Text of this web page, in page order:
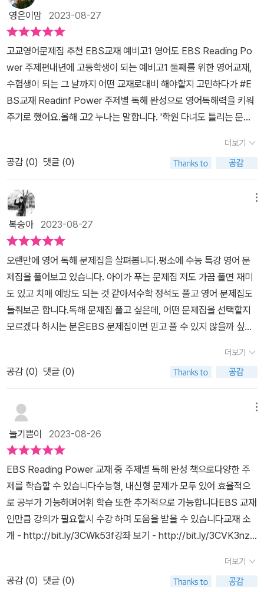
독해가 가능하다. 반대의 경우라면 열심히 읽어 놓고도 정작 내용은
파악하지 못할 것이다. 독해를 좌우하는 요인에는 두 가지가 있다. 어
휘나 어법 등 글 자체의 요인과 그 글을 읽는 자신의 머릿속에 들어 있
는 배경 지식 즉. 글을 읽으면서 글에 나타난 정보를 이해하려고 하는
것뿐 아니라 자신의 머릿속에 있는 정보까지 활용하여 능동적으로 글
의 의미를 구성하게 된다는 것이다. 따라서 정확한 독해를 위해서는
글 자체의 요인뿐 아니라 자신이 가진 요인, 즉 내용과 형식에 대한 배
경 지식을 향상시키는 데도 노력을 기울여야 한다. 다양한 주제에 대
한 여러 형식의 글을 집중적으로 읽어 이에 익숙해진다면, 다음번에
비슷한 내용을 접했을 때는 글을 빠르고 쉽게 해석하고 답을 찾게 될
모두 잡을 수 있도록 구성되었다.​EBS Reading Power 주제 고교
내신 대비수능 빈출 주제와 관런 어휘를 정리하고, 내용과 형식에 관
한 배성 지식을 쌓아정확한 독해에 활용할 수 있다. 이 책를 활용한 학
습 방법은1 출제 경향 익히기각 장 시작 부분의 기출 문제를 통해 출
제 경항을 살펴보고, 문제를 해결하는 과정을 차근차근 따라 가며 실
전에 대비해자 2 배경 지식 쌍기교과적 소재를 활용하여 다양한 주제
에 대한 다양한 독해 유형의 지문이 구성되어 있어 이를 읽어 나가며
각 주제별 빈출 내용과 형식을 파악해 본다 3 어휘 꼼꼼히 체크하기
각 장에서 주제별 필수 어휘 및 수능 기출 어휘 목록이 제시되어 있고,
어휘를 꼼꼼하게 정리하자 4 어법과 직독직해 익히기지문별로 주요
문장에 대한 구문풀이 및 직독직해가 제시되어 있으므로, 이를 통해
빈출 어법을 익히고 긴 문장을 의미 단위로 끊어읽어 보다 빠른 독해
가 가능하도록 연습할수 있다 5 수능과 내신 동시 대비하기각 지문별
로 수능형과 내신형 문제를 모두 수록하고 있으니, 이를 꼼꼼히 풀어
보고 수능 유형뿐 아니라 내신 시험에도 빠짐없이 대비하도록 하자​E
BS Reading Power 주제 고교내신 대비Science & Technology​
진화 생물학과 경제학 이론의 사상적 유사성Charles Darwin의 자
연선택 이론진화 생물학의 자연 선택 이론을 전개한 Charles Darwi
n과 사업에서 경쟁이 경제적 효율과 적응 이면에 있는 추진력이라고
생각한 사회 과학자 Adam Smith를 가리킨다.​​​​​​리딩파워 주제별 독해
완성Vocabulary Master​EBS Reading Power 주제 고교내신 대
독해에 기본부터 탄탄하게 입문■ 흥미로운 주제의 글을 다양하게 읽
고 싶다면■ 수능 출제 지문의 패턴을 제대로 파악하고■ 꼭필요한어
영은이맘 2023-08-27
고교영어문제집 추천 EBS교재 예비고1 영어도 EBS Reading Po
wer 주제편내년에 고등학생이 되는 예비고1 둘째를 위한 영어교재,
수험생이 되는 그 날까지 어떤 교재로대비 해야할지 고민하다가 #E
BS교재 Readinf Power 주제별 독해 완성으로 영어독해력을 키워
주기로 했어요.올해 고2 누나는 말합니다. '학원 다녀도 틀리는 문제
생아!~'라고요.수능대비 '수학의 중요성' 못지않게중요한 과목이 바로
'고등 영어'입니다. 학교마다 교과서가 다르고 영어내신 대비,고등 영
어 모의고사 대비 EBS 리딩파워 주제별 독해 완성으로 하루 10분 영
어읽기의 힘을 꾸준히 키워보려 합니다~​​예비고1 이라면, 영어공부
에 진심인 아이라면,혼자서도 충분히 공부가 가능한 고교 내신 대비
Reading Power 추천합니다. 그 중에서도 독해력 실력을 위해우리
아이가 선택한 교재는 리딩파워 구문, 유형편도 아닌 주제였습니다.
독해,어휘 학습까지되는 리딩파워 하루 10분 영어읽기의 힘,예비고1
영어 공부를 위해 추천해 봅니다.
더보기
공감 (0) 댓글 (0)
복숭아2023-08-27
오랜만에 영어 독해 문제집을 살펴봅니다.평소에 수능 특강 영어 문
제집을 풀어보고 있습니다. 아이가 푸는 문제집 저도 가끔 풀면 재미
도 있고 치매 예방도 되는 것 같아서수학 정석도 풀고 영어 문제집도
들춰보곤 합니다.독해 문제집 풀고 싶은데, 어떤 문제집을 선택할지
모르겠다 하시는 분은EBS 문제집이면 믿고 풀 수 있지 않을까 싶습
니다. 수험생이라면 많이들 보셨죠?이 중에 한 두 권쯤은 풀어보셨을
수도요.저는 이중에 고등예비과정 책을 처음 봤어요. 고교 내신 대비
라인 업이라니, 꼭 챙겨봐야할 문제집들이겠네요.리딩파워는 영어 파
워시리즈에 속합니다.표지가 아주 직관적이예요.목차를 한 번 보실게
요.과학부터, 스포츠, 예술, 건강, 역사 교육, 환경, 사회과학 등 총 8
챕터로 나누어져 있고챕터당 12개 정도의 지문이 한 페이지씩 들어
있습니다.위 지문은 역사 챕터에 들어있는 리딩 지문입니다.지문에
해당하는 문제가 두 문제가 있고 아래 쪽에 본문 독해가 쉽도록 단어
및 어구가 정리되어 있습니다.그리고 챕터 시작부에 토픽 보캡이 정
리되어 있구요. 문맥에 맞는 단어와 영영사전 뜻풀이를 활용한 문제
들이 있어서 단어 예습에 좋습니다.그리고 챕터가 끝나면 아래처럼
단어 리뷰도 있어서 단어가 독해의 기본이다라는 것을 알려주는 것
같습니다. 독해를 휘리릭 하고 문제집을 끝내는 것이 아니라 단어 또
한 단계별로 짚어주는 것 같아서 문제집이 참 내실있다는 생각이 들
더보기
공감 (0) 댓글 (0)
늘기쁨이 2023-08-26
EBS Reading Power 교재 중 주제별 독해 완성 책으로다양한 주
제를 학습할 수 있습니다수능형, 내신형 문제가 모두 있어 효율적으
로 공부가 가능하며어휘 학습 또한 추가적으로 가능합니다EBS 교재
인만큼 강의가 필요할시 수강 하며 도움을 받을 수 있습니다교재 소
개 - http://bit.ly/3CWk53f강좌 보기 - http://bit.ly/3CVK3nzE
더보기
공감 (0) 댓글 (0)